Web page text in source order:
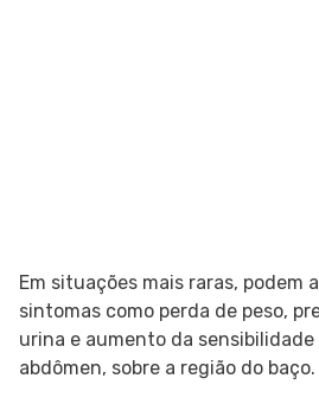
Em situações mais raras, podem
sintomas como perda de peso,
urina e aumento da
abdômen, sobre a região do baço.